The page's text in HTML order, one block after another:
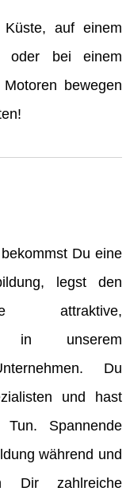
auf einem
oder bei einem
bewegen
Du eine
legst den
attraktive,
in unserem
Du
und hast
Spannende
während und
Dir zahlreiche